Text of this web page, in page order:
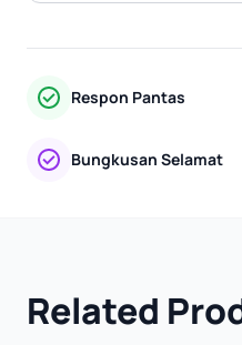
Respon Pantas
Bungkusan Selamat
Related